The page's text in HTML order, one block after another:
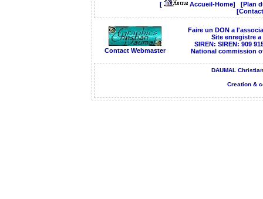
[ Accueil-Home]
[Plan
Contact Webmaster
Faire un DON a
Site enregistre a
SIREN: SIREN: 909
National commission
DAUMAL
Creation &